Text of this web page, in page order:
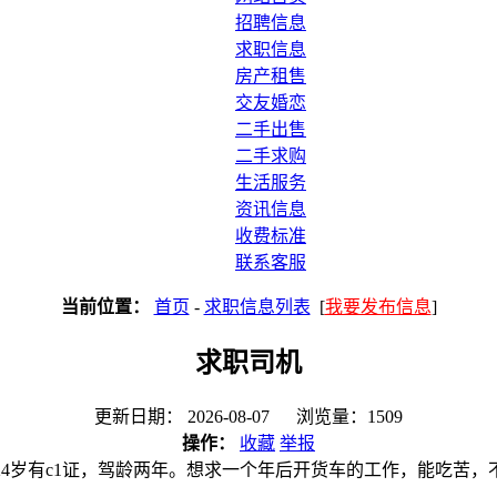
招聘信息
求职信息
房产租售
交友婚恋
二手出售
二手求购
生活服务
资讯信息
收费标准
联系客服
当前位置： 首页 - 求职信息列表 [我要发布信息]
求职司机
更新日期： 2026-08-07 浏览量：1509
操作：
收藏 举报
岁有c1证，驾龄两年。想求一个年后开货车的工作，能吃苦，